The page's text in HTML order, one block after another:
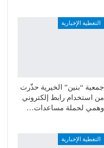
التغطية الإخبارية
جمعية “بنين” الخيرية حذّرت
من استخدام رابط إلكتروني
وهمي لحملة مساعدات…
التغطية الإخبارية